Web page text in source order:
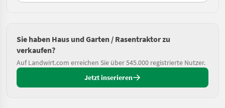
Sie haben Haus und Garten / Rasentraktor zu
verkaufen?
Auf Landwirt.com erreichen Sie über 545.000 registrierte Nutzer.
Jetzt inserieren